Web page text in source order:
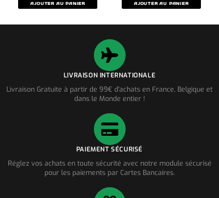
AJOUTER AU PANIER AJOUTER AU PANIER
LIVRAISON INTERNATIONALE
Livraison Gratuite à partir de 99€ d'achats en France, Belgique et
dans le Monde entier !
PAIEMENT SÉCURISÉ
Réglez vos achats en toute sécurité avec notre module sécurisé
pour les paiements par Cartes Bancaires.